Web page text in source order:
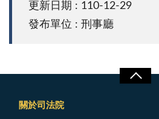
更新日期 : 110-12-29
發布單位 : 刑事廳
關於司法院